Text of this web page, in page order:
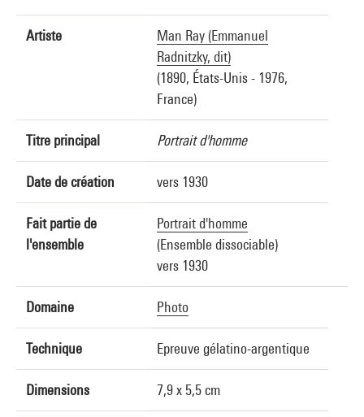
Artiste
Man Ray (Emmanuel
Radnitzky, dit)
(1890, États-Unis - 1976,
France)
Titre principal Portrait d'homme
Date de création vers 1930
Fait partie de
l'ensemble
Portrait d'homme
(Ensemble dissociable)
vers 1930
Domaine Photo
Technique Epreuve gélatino-argentique
Dimensions 7,9 x 5,5 cm